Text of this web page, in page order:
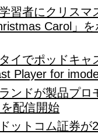
習者にクリスマ
Carol」
イでポッドキャ
Player for
ンドが製品プロ
配信開始
ットコム証券が